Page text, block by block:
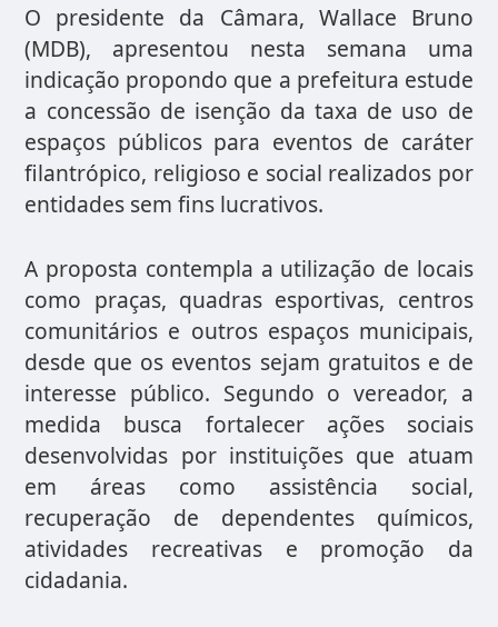
O presidente da Câmara, Wallace Bruno
(MDB), apresentou nesta semana uma
indicação propondo que a prefeitura estude
a concessão de isenção da taxa de uso de
espaços públicos para eventos de caráter
filantrópico, religioso e social realizados por
entidades sem fins lucrativos.
A proposta contempla a utilização de locais
como praças, quadras esportivas, centros
comunitários e outros espaços municipais,
desde que os eventos sejam gratuitos e de
interesse público. Segundo o vereador, a
medida busca fortalecer ações sociais
desenvolvidas por instituições que atuam
em áreas como assistência social,
recuperação de dependentes químicos,
atividades recreativas e promoção da
cidadania.